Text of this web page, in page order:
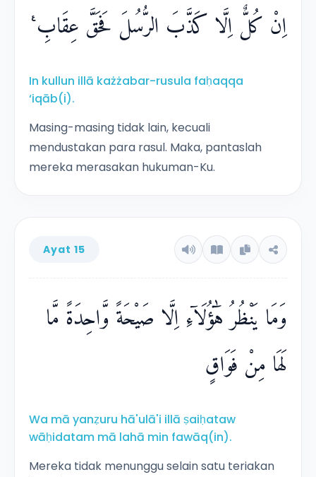
اِنْ كُلٌّ اِلَّا كَذَّبَ الرُّسُلَ فَحَقَّ عِقَابِ ࣖ
In kullun illā każżabar-rusula faḥaqqa
‘iqāb(i).
Masing-masing tidak lain, kecuali
mendustakan para rasul. Maka, pantaslah
mereka merasakan hukuman-Ku.
Ayat 15
وَمَا يَنْظُرُ هٰٓؤُلَاۤءِ اِلَّا صَيْحَةً وَّاحِدَةً مَّا
لَهَا مِنْ فَوَاقٍ
Wa mā yanẓuru hā'ulā'i illā ṣaiḥataw
wāḥidatam mā lahā min fawāq(in).
Mereka tidak menunggu selain satu teriakan